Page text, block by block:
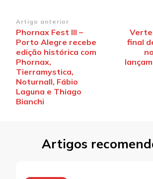
Navegação
de
post
Artigo anterior
Phornax Fest III –
Porto Alegre recebe
edição histórica com
Phornax,
Tierramystica,
Noturnall, Fábio
Laguna e Thiago
Bianchi
final
Artigos